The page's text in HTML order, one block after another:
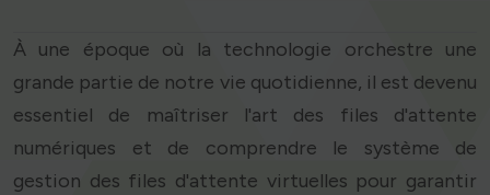
À une époque où la technologie orchestre une
grande partie de notre vie quotidienne, il est devenu
essentiel de maîtriser l'art des files d'attente
numériques et de comprendre le système de
gestion des files d'attente virtuelles pour garantir